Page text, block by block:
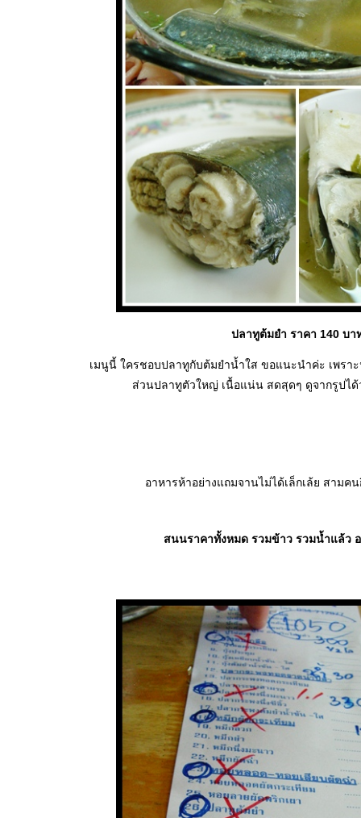
ปลาทูต้มยำ ราคา 140 บา
เมนูนี้ ใครชอบปลาทูกับต้มยำน้ำใส ขอแนะนำค่ะ เพรา
ส่วนปลาทูตัวใหญ่ เนื้อแน่น สดสุดๆ ดูจากรูปไ
อาหารห้าอย่างแถมจานไม่ได้เล็กเล้ย สามค
สนนราคาทั้งหมด รวมข้าว รวมน้ำแล้ว